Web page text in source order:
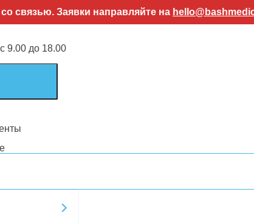
Заявки направляйте наhello@bashmedica.ru
9.00 до 18.00